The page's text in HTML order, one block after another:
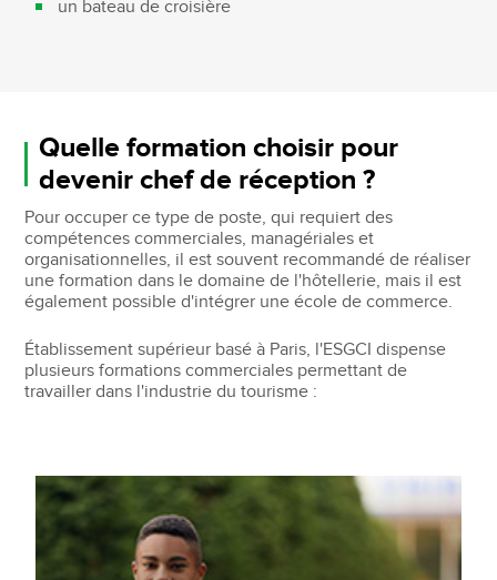
un bateau de croisière
Quelle formation choisir pour
devenir chef de réception ?
Pour occuper ce type de poste, qui requiert des
compétences commerciales, managériales et
organisationnelles, il est souvent recommandé de réaliser
une formation dans le domaine de l'hôtellerie, mais il est
également possible d'intégrer une école de commerce.
Établissement supérieur basé à Paris, l'ESGCI dispense
plusieurs formations commerciales permettant de
travailler dans l'industrie du tourisme :